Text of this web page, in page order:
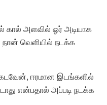
கால் அளவில் ஓர் அடியாக
நான் வெளியில் நடக்க
ஈரமான இடங்களில்
என்பதால் அப்படி நடக்க